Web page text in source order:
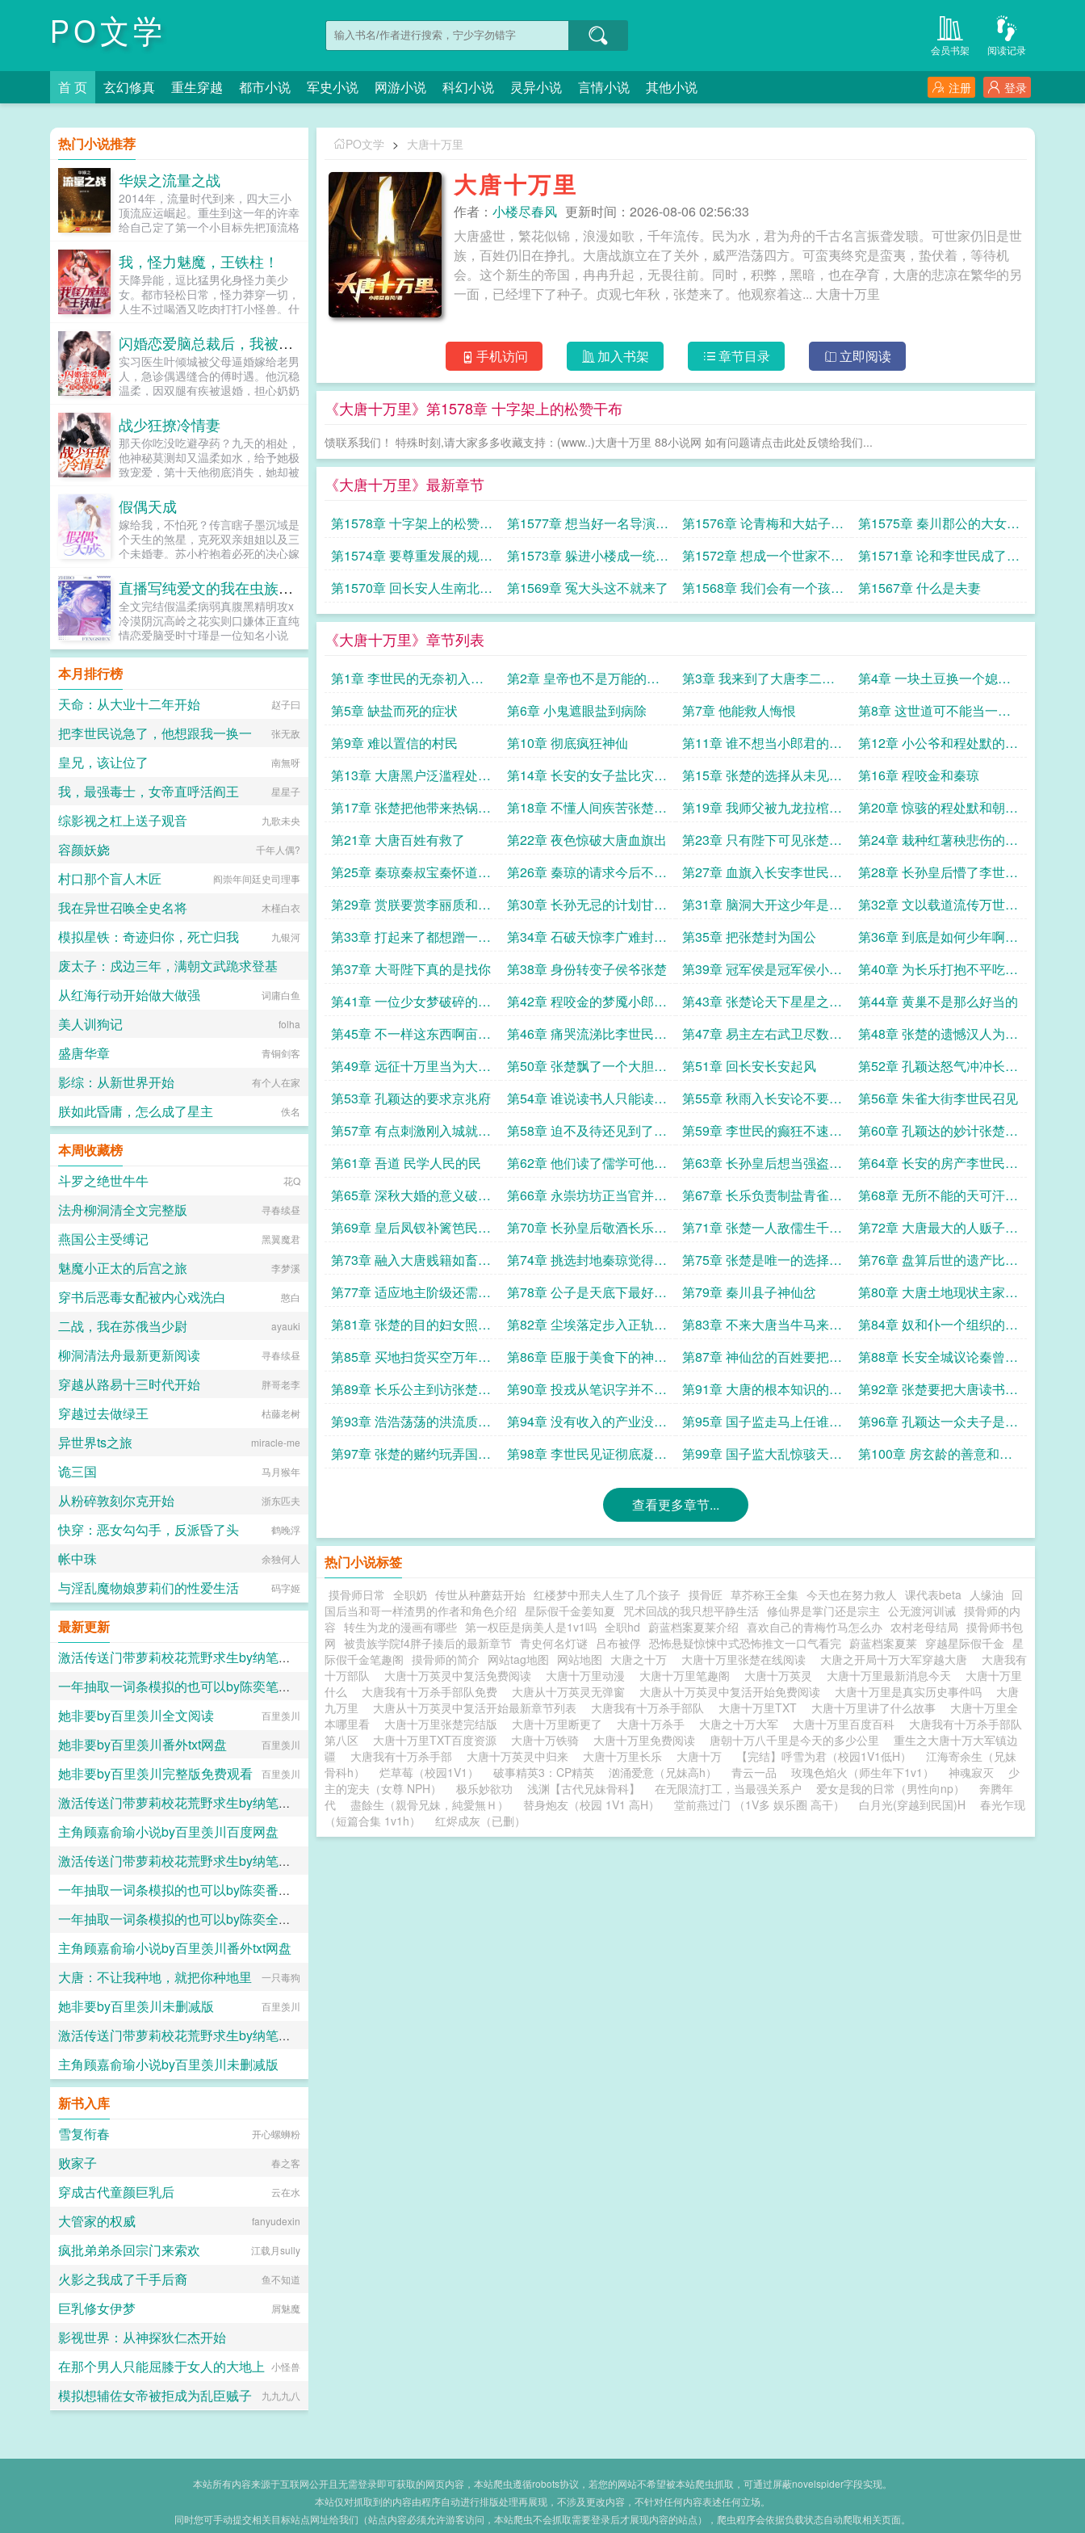
PO文学 阅读记录
会员书架
首 页 玄幻修真 重生穿越 都市小说 军史小说 网游小说 科幻小说 灵异小说 言情小说 其他小说 登录
注册
PO文学 > 大唐十万里
大唐十万里
作者： 小楼尽春风 更新时间：2026-08-06 02:56:33
大唐盛世，繁花似锦，浪漫如歌，千年流传。民为水，君为舟的千古名言振聋发聩。可世家仍旧是世
族，百姓仍旧在挣扎。大唐战旗立在了关外，威严浩荡四方。可蛮夷终究是蛮夷，蛰伏着，等待机
会。这个新生的帝国，冉冉升起，无畏往前。同时，积弊，黑暗，也在孕育，大唐的悲凉在繁华的另
一面，已经埋下了种子。贞观七年秋，张楚来了。他观察着这... 大唐十万里
手机访问 加入书架 章节目录 立即阅读
《大唐十万里》第1578章 十字架上的松赞干布
馈联系我们！ 特殊时刻,请大家多多收藏支持：(www..)大唐十万里 88小说网 如有问题请点击此处反馈给我们...
《大唐十万里》最新章节
第1578章 十字架上的松赞干
布
第1577章 想当好一名导演不
容易
第1576章 论青梅和大姑子之
间的战斗
第1575章 秦川郡公的大女回
来了
第1574章 要尊重发展的规律
大唐也一样
第1573章 躲进小楼成一统管
他冬夏与春秋
第1572章 想成一个世家不容
易
第1571章 论和李世民成了连
襟怎么办
第1570章 回长安人生南北多
歧路君向潇湘我向秦
第1569章 冤大头这不就来了
第1568章 我们会有一个孩子
全是蠢货
第1567章 什么是夫妻
《大唐十万里》章节列表
第1章 李世民的无奈初入大
唐
第2章 皇帝也不是万能的来
到大唐的第一口水
第3章 我来到了大唐李二这
个倒霉蛋
第4章 一块土豆换一个媳妇
这就是贞观
第5章 缺盐而死的症状 第6章 小鬼遮眼盐到病除 第7章 他能救人悔恨
第8章 这世道可不能当一个
好人
第9章 难以置信的村民 第10章 彻底疯狂神仙
第11章 谁不想当小郎君的仆
人程处默
第12章 小公爷和程处默的第
一次见面
第13章 大唐黑户泛滥程处默
的邀请
第14章 长安的女子盐比灾民
命贵
第15章 张楚的选择从未见过
这么好的盐
第16章 程咬金和秦琼
第17章 张楚把他带来热锅下
手的程处默
第18章 不懂人间疾苦张楚小
心翼翼程处默
第19章 我师父被九龙拉棺带
走了
第20章 惊骇的程处默和朝廷
合作
第21章 大唐百姓有救了 第22章 夜色惊破大唐血旗出
第23章 只有陛下可见张楚的
杀人技
第24章 栽种红薯秧悲伤的程
处默
第25章 秦琼秦叔宝秦怀道的
疑惑
第26章 秦琼的请求今后不会
寂寞
第27章 血旗入长安李世民的
恐慌
第28章 长孙皇后懵了李世民
疯了
第29章 赏朕要赏李丽质和李
明达
第30章 长孙无忌的计划甘露
殿的沉默
第31章 脑洞大开这少年是陛
下的私生子
第32章 文以载道流传万世贞
观四句
第33章 打起来了都想蹭一下
张楚
第34章 石破天惊李广难封和
小郎君有什么关系
第35章 把张楚封为国公
第36章 到底是如何少年啊陛
下旨意到
第37章 大哥陛下真的是找你 第38章 身份转变子侯爷张楚
第39章 冠军侯是冠军侯小侯
爷是小侯爷
第40章 为长乐打抱不平吃瓜
的张楚
第41章 一位少女梦破碎的声
音
第42章 程咬金的梦魇小郎君
求问到底值不值
第43章 张楚论天下星星之火
可以燎原
第44章 黄巢不是那么好当的
第45章 不一样这东西啊亩产
三十担
第46章 痛哭流涕比李世民登
基还要激动
第47章 易主左右武卫尽数归
于小侯爷差遣
第48章 张楚的遗憾汉人为何
没有西征
第49章 远征十万里当为大唐
贺
第50章 张楚飘了一个大胆的
想法
第51章 回长安长安起风
第52章 孔颖达怒气冲冲长乐
的好奇
第53章 孔颖达的要求京兆府
第54章 谁说读书人只能读儒
家我读万物
第55章 秋雨入长安论不要脸
的程度
第56章 朱雀大街李世民召见
第57章 有点刺激刚入城就见
到了李二和长孙皇后
第58章 迫不及待还见到了长
乐公主
第59章 李世民的癫狂不速之
客孔颖达
第60章 孔颖达的妙计张楚遇
到坎了
第61章 吾道 民学人民的民
第62章 他们读了儒学可他们
还算人吗
第63章 长孙皇后想当强盗长
乐昏迷了
第64章 长安的房产李世民的
抉择
第65章 深秋大婚的意义破烂
才是长安的内核
第66章 永崇坊坊正当官并不
是一件很难的事
第67章 长乐负责制盐青雀朕
给你找了个天下最好的老师
第68章 无所不能的天可汗被
张楚的门困住了
第69章 皇后凤钗补篱笆民学
当兴
第70章 长孙皇后敬酒长乐发
笑子侯也会前倨后恭
第71章 张楚一人敌儒生千万
民学四言
第72章 大唐最大的人贩子是
长孙皇后有时候的理解就在
一刹那
第73章 融入大唐贱籍如畜户
部衙门
第74章 挑选封地秦琼觉得自
己白来了百姓不是都住在长
安附近
第75章 张楚是唯一的选择张
楚学不会黄世仁
第76章 盘算后世的遗产比黄
金还重要的东西
第77章 适应地主阶级还需要
时间
第78章 公子是天底下最好的
人生闷气的李世民
第79章 秦川县子神仙岔
第80章 大唐土地现状主家是
恶人
第81章 张楚的目的妇女照样
能顶半边天
第82章 尘埃落定步入正轨神
仙里
第83章 不来大唐当牛马来了
大唐还当牛马白来了
第84章 奴和仆一个组织的开
端王铁牛真正的用途
第85章 买地扫货买空万年县
和长安县
第86章 臣服于美食下的神仙
岔一切都在有条不紊
第87章 神仙岔的百姓要把命
给张楚大唐没有青霉素
第88章 长安全城议论秦曾是
朕的封字
第89章 长乐公主到访张楚麻
了剧本咋不一样
第90章 投戎从笔识字并不是
一件难事
第91章 大唐的根本知识的垄
断
第92章 张楚要把大唐读书人
的天给掀开
第93章 浩浩荡荡的洪流质变
的过程需要积攒
第94章 没有收入的产业没有
未来酒精的用场
第95章 国子监走马上任谁能
配上我家公子
第96章 孔颖达一众夫子是龟
公国子监人尽可夫
第97章 张楚的赌约玩弄国子
第98章 李世民见证彻底凝固
第99章 国子监大乱惊骇天下
么
第100章 房玄龄的善意和提
查看更多章节...
热门小说标签
摸骨师日常 全职奶 传世从种蘑菇开始 红楼梦中邢夫人生了几个孩子 摸骨匠 草芥称王全集 今天也在努力救人 课代表beta 人缘油 回
国后当和哥一样渣男的作者和角色介绍 星际假千金姜知夏 咒术回战的我只想平静生活 修仙界是掌门还是宗主 公无渡河训诫 摸骨师的内
容 转生为龙的漫画有哪些 第一权臣是病美人是1v1吗 全职hd 蔚蓝档案夏莱介绍 喜欢自己的青梅竹马怎么办 农村老母结局 摸骨师书包
网 被贵族学院f4胖子揍后的最新章节 青史何名灯谜 吕布被俘 恐怖悬疑惊悚中式恐怖推文一口气看完 蔚蓝档案夏莱 穿越星际假千金 星
际假千金笔趣阁 摸骨师的简介 网站tag地图 网站地图 大唐之十万 大唐十万里张楚在线阅读 大唐之开局十万大军穿越大唐
大唐我有
十万部队
大唐十万英灵中复活免费阅读 大唐十万里动漫 大唐十万里笔趣阁 大唐十万英灵 大唐十万里最新消息今天
大唐十万里
什么
大唐我有十万杀手部队免费 大唐从十万英灵无弹窗 大唐从十万英灵中复活开始免费阅读 大唐十万里是真实历史事件吗
大唐
九万里
大唐从十万英灵中复活开始最新章节列表 大唐我有十万杀手部队 大唐十万里TXT 大唐十万里讲了什么故事
大唐十万里全
本哪里看
大唐十万里张楚完结版 大唐十万里断更了 大唐十万杀手 大唐之十万大军 大唐十万里百度百科
大唐我有十万杀手部队
第八区
大唐十万里TXT百度资源 大唐十万铁骑 大唐十万里免费阅读 唐朝十万八千里是今天的多少公里
重生之大唐十万大军镇边
疆
大唐我有十万杀手部 大唐十万英灵中归来 大唐十万里长乐 大唐十万 【完结】呼雪为君（校园1V1低H）
江海寄余生（兄妹
骨科h）
烂草莓（校园1V1） 破事精英3：CP精英 汹涌爱意（兄妹高h） 青云一品 玫瑰色焰火（师生年下1v1） 神魂寂灭
少
主的宠夫（女尊 NPH）
极乐妙欲功 浅渊【古代兄妹骨科】 在无限流打工，当最强关系户 爱女是我的日常（男性向np）
奔腾年
代
盡餘生（親骨兄妹，純愛無Ｈ） 替身炮友（校园 1V1 高H） 堂前燕过门 （1V多 娱乐圈 高干） 白月光(穿越到民国)H
春光乍现
（短篇合集 1v1h）
红烬成灰（已删）
热门小说推荐
华娱之流量之战
2014年，流量时代到来，四大三小
顶流应运崛起。重生到这一年的许幸
给自己定了第一个小目标先把顶流格
都有好姐姐，还有灵活的上进心，通
过努力奋斗，一打七不难吧！奋斗什
么？早就给你安排好了。不是，我不
能躺平，让我起来撕！本书又名一开
始我是想奋斗的我确实奋斗了我的剑
我，怪力魅魔，王铁柱！
天降异能，逗比猛男化身怪力美少
女。都市轻松日常，怪力莽穿一切，
人生不过喝酒又吃肉打打小怪兽。什
该死的金钱！走开，你们这些该死的
地位！世上无人不识我！绝世美人王
铁柱！柱哥，你有可能成为超人啊！
超人？哪个超人？咸蛋超人啊！不
是，是那个裤衩穿外面，到处溜达那
那个是吧。对对对，就是他。我看
过，打着打着，还有神奇女侠，小丑
女，猫女啊啥的，都来了。但没看见
穿裤衩啊！等会儿？柱哥，你看的是
闪婚恋爱脑总裁后，我被宠疯了
实习医生叶倾城被父母逼婚嫁给老男
人，急诊偶遇缝合的傅时遇。他沉稳
温柔，因双腿有疾被退婚，担心奶奶
敢说她可以。闪婚后，看似郁郁寡欢
的傅先生实则是位宠妻达人。发烧摔
倒时，助理傅先生，我抱吧。傅时遇
我抱。被病人骚扰时，助理傅先生，
做点什么吗？傅时遇黑巷伺候。被暗
叶小姐结婚的消息告诉他吗？傅时遇
我不阻止她奔向更好的人，因为她值
得。叶倾城大叔，可我喜欢得人是
你。双向奔赴双向救赎的先婚后爱
战少狂撩冷情妻
那天你吃没吃避孕药？九天的相处，
他神秘莫测却又温柔如水，给予她极
致宠爱，第十天他彻底消失，她却被
怀上他的孩子。几年后再遇，她隐瞒
生子的事，当他知道真相后，疯一样
将她拥入怀宝，你生第一胎的时候我
不在你身边，弥补这个遗憾唯一的办
法就是再生一个1v1结局。本故事纯
假偶天成
嫁给我，不怕死？传言瞎子墨沉域是
个天生的煞星，克死双亲姐姐以及三
个未婚妻。苏小柠抱着必死的决心嫁
想到，她被他宠上了天。他说，她是
我的女人，只有我可以欺负。他说，
谁敢动我的女人，我让他生不如死。
他还说，我的女人要给我生一堆孩
子。...
直播写纯爱文的我在虫族封神
全文完结假温柔病弱真腹黑精明攻x
冷漠阴沉高岭之花实则口嫌体正直纯
情恋爱脑受时寸瑾是一位知名小说
家。谈完大项目当晚，他眼一闭一
睁，穿书变成一只废物雄虫。时寸
瑾？原著烂尾，HE转BE。必须要掰
正剧情，穿书系统才放他回去，偏偏
系统虚弱到休眠，时寸瑾穿越当晚差
算…算个屁！我刚谈完的大项目！比
吧！时寸瑾融合记忆发现虫族世界文
直播写文，开播名字上去就是一个经
天回去早，意外发现他竟然有尾勾？
虫震惊点进这个直播间直到下播都没
时寸瑾一战爆火，纯爱战神席卷糙汉
间，嘲讽蔑视直说不可能有雄虫阁下
主播又推出同事医生…等系列纯爱狗
热追捧！谁都想知道主播是谁！可没
播发了停播通知卷入胡蜂族大战，星
万雌虫？？？悄悄潜水追更的双方统
去！！内战可以输，单身雌虫梦之信
瑾就已脱离危险。谁能想原作者笔力
爱追狗血故事，还悄悄成为他的榜
一，网恋上头愿意直冲战区救cp这会
酷哥脸上带血，眼神阴桀，神情恐怖
骇人。可那双搂着雄虫的手正不停发
抖，动作局促又紧又勒，时寸瑾被抱
得不舒服挣了一下。阿努什卡立刻单
膝跪下小心牵住他的手，有点语无伦
次的颤抖道…不，别怕，对不起，我
马上使用抑制剂。时寸瑾没忍住，摸
了摸他的金发。1主攻时寸瑾x阿努什
卡，锁死禁止拆逆。2文中所有情节
发展均为推动剧情而服务，星际虫族
属于幻想架空题材，请勿脱离剧情讨
论，请勿带入现实，请勿混淆现实与
虚拟小说的界限，网络小说请勿上纲
上线。3别在本文评论区提及其他作
者的文，也别在其他作者评论区提及
本文，尊重他人创作成果。4评论区
请友好交流，和平讨论，禁止人身攻
击，请尽量别写带颜色的段子，走进
评论区遍地裤子实在太过超前。6吵
架伤财运，祝大家恭喜发财。专栏预
收非传统求爱法则求收藏...
本月排行榜
天命：从大业十二年开始
赵子曰
把李世民说急了，他想跟我一换一 张无敌
皇兄，该让位了 南無呀
我，最强毒士，女帝直呼活阎王 星星子
综影视之杠上送子观音 九歌未央
容颜妖娆 千年人偶?
村口那个盲人木匠 阎崇年间廷史司理事
我在异世召唤全史名将 木槿白衣
模拟星铁：奇迹归你，死亡归我 九银河
废太子：戍边三年，满朝文武跪求登基
Summer晴空
从红海行动开始做大做强 词庸白鱼
美人训狗记 folha
盛唐华章 青铜剑客
影综：从新世界开始 有个人在家
朕如此昏庸，怎么成了星主 佚名
本周收藏榜
斗罗之绝世牛牛
花Q
法舟柳洞清全文完整版 寻春续昼
燕国公主受缚记 黑翼魔君
魅魔小正太的后宫之旅 李梦溪
穿书后恶毒女配被内心戏洗白 憨白
二战，我在苏俄当少尉 ayauki
柳洞清法舟最新更新阅读 寻春续昼
穿越从路易十三时代开始 胖哥老李
穿越过去做绿王 枯藤老树
异世界ts之旅 miracle-me
诡三国 马月猴年
从粉碎敦刻尔克开始 浙东匹夫
快穿：恶女勾勾手，反派昏了头 鹤晚浮
帐中珠 余独何人
与淫乱魔物娘萝莉们的性爱生活 码字姬
最新更新
激活传送门带萝莉校花荒野求生by纳笔小旧百度网盘
纳笔小旧
一年抽取一词条模拟的也可以by陈奕笔趣阁无弹窗
六大六子
她非要by百里羡川全文阅读 百里羡川
她非要by百里羡川番外txt网盘 百里羡川
她非要by百里羡川完整版免费观看 百里羡川
激活传送门带萝莉校花荒野求生by纳笔小旧笔趣阁无弹窗
纳笔小旧
主角顾嘉俞瑜小说by百里羡川百度网盘
百里羡川
激活传送门带萝莉校花荒野求生by纳笔小旧无弹窗番外
纳笔小旧
一年抽取一词条模拟的也可以by陈奕番外txt网盘
六大六子
一年抽取一词条模拟的也可以by陈奕全文阅读
六大六子
主角顾嘉俞瑜小说by百里羡川番外txt网盘
百里羡川
大唐：不让我种地，就把你种地里 一只毒狗
她非要by百里羡川未删减版 百里羡川
激活传送门带萝莉校花荒野求生by纳笔小旧完整版免费观看
纳笔小旧
主角顾嘉俞瑜小说by百里羡川未删减版
新书入库
雪复衔春
开心螺蛳粉
败家子 春之客
穿成古代童颜巨乳后 云在水
大管家的权威 fanyudexin
疯批弟弟杀回宗门来索欢 江载月sully
火影之我成了千手后裔 鱼不知道
巨乳修女伊梦 屑魅魔
影视世界：从神探狄仁杰开始
爱吃香菜的丑丑鱼
在那个男人只能屈膝于女人的大地上 小怪兽
模拟想辅佐女帝被拒成为乱臣贼子 九九九八
本站所有内容来源于互联网公开且无需登录即可获取的网页内容，本站爬虫遵循robots协议，若您的网站不希望被本站爬虫抓取，可通过屏蔽novelspider字段实现。
本站仅对抓取到的内容由程序自动进行排版处理再展现，不涉及更改内容，不针对任何内容表述任何立场。
同时您可手动提交相关目标站点网址给我们（站点内容必须允许游客访问，本站爬虫不会抓取需要登录后才展现内容的站点），爬虫程序会依据负载状态自动爬取相关页面。